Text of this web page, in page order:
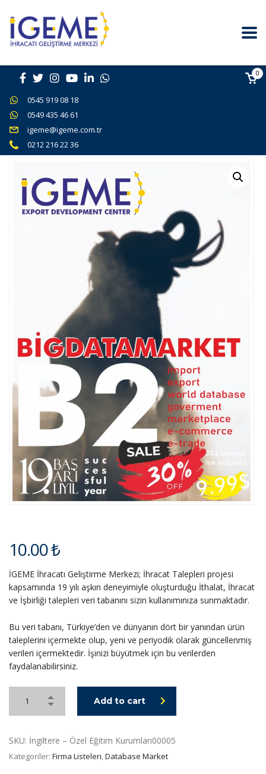
0545 919 08 18
0549 435 46 61
igeme@igeme.com.tr
0212 216 22 36
0
10.00₺
İGEME İhracatı Geliştirme Merkezi; İhracat Talepleri projesi
kapsamında 19 yılı aşkın deneyimiyle oluşturduğu İthalat, İhracat
ve İşbirliği talepleri veri tabanını sizin kullanımınıza sunmaktadır.
Bu veri tabanı, Türkiye’den ve dünyanın dört bir yanından ürün
taleplerini içermekte olup, yeni ve periyodik olarak güncellenmiş
verileri içermektedir. İşinizi büyütmek için bu verilerden
faydalanabilirsiniz.
Add to cart
SKU: İngiltere – Özel Eğitim Kurumları00005
Kategoriler: Firma Listeleri,Database Market